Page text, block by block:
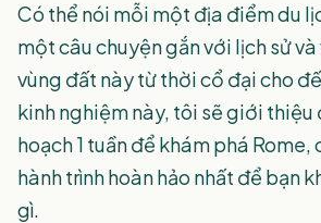
Có thể nói mỗi một địa điểm du
một câu chuyện gắn với lịch sử và
vùng đất này từ thời cổ đại cho
kinh nghiệm này, tôi sẽ giới thiệu
hoạch 1 tuần để khám phá Rome,
hành trình hoàn hảo nhất để bạn
gì.